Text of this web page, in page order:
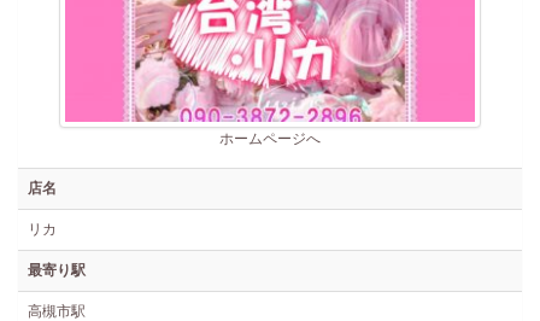
ホームページへ
店名
リカ
最寄り駅
高槻市駅